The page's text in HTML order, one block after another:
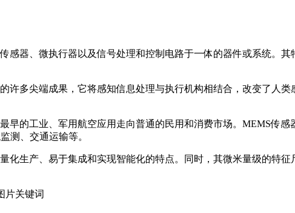
器、微执行器以及信号处理和控制电路于一体的器件或系统。
多尖端成果，它将感知信息处理与执行机构相结合，改变了人类
的工业、军用航空应用走向普通的民用和消费市场。MEMS传感
测、交通运输等。
生产、易于集成和实现智能化的特点。同时，其微米量级的特